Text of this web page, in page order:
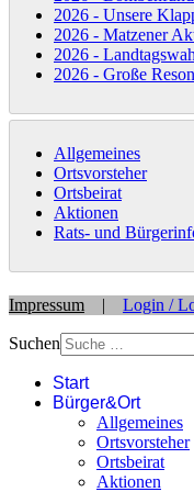
2026 - Unsere
2026 - Matzener
2026 -
2026 - Große
Allgemeines
Ortsvorsteher
Ortsbeirat
Aktionen
Rats- und
Impressum | Login /
Suchen
Start
Bürger&Ort
Allgemeines
Ortsvorsteher
Ortsbeirat
Aktionen